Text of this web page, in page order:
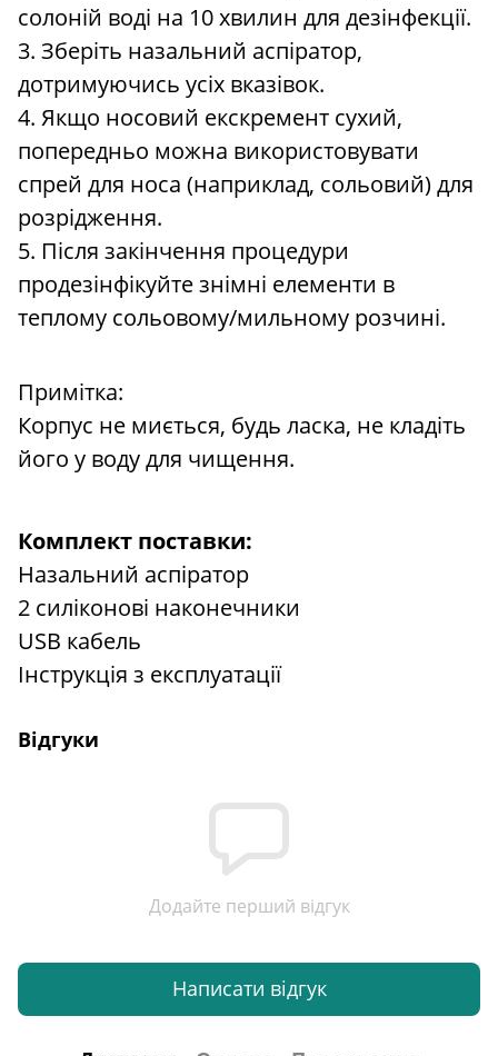
солоній воді на 10 хвилин для дезінфекції.
3. Зберіть назальний аспіратор,
дотримуючись усіх вказівок.
4. Якщо носовий екскремент сухий,
попередньо можна використовувати
спрей для носа (наприклад, сольовий) для
розрідження.
5. Після закінчення процедури
продезінфікуйте знімні елементи в
теплому сольовому/мильному розчині.
Примітка:
Корпус не миється, будь ласка, не кладіть
його у воду для чищення.
Комплект поставки:
Назальний аспіратор
2 силіконові наконечники
USB кабель
Інструкція з експлуатації
Відгуки
Додайте перший відгук
Написати відгук